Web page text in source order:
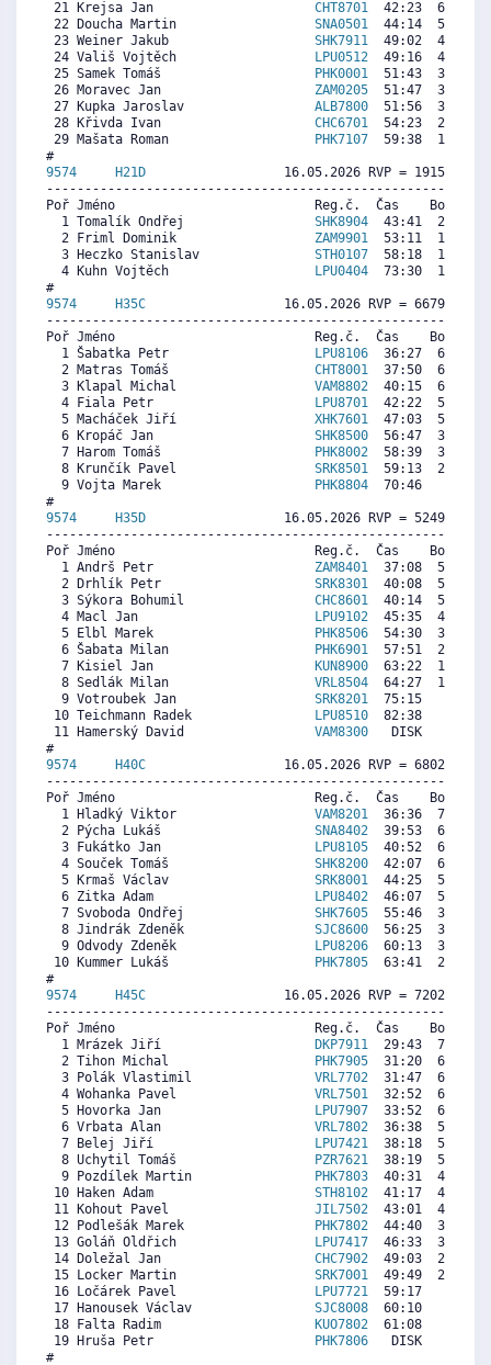
21 Krejsa Jan CHT8701
42:23  6078
22 Doucha Martin SNA0501
44:14  5581
23 Weiner Jakub SHK7911
49:02  4293
24 Vališ Vojtěch
LPU0512
49:16  4231
25 Samek Tomáš
PHK0001
51:43  3573
26 Moravec Jan ZAM0205
51:47  3555
27 Kupka Jaroslav ALB7800
51:56  3515
28 Křivda Ivan CHC6701
54:23  2858
29 Mašata Roman
PHK7107
59:38  1449
9574
H21D
16.05.2026 RVP = 1915/
Poř Jméno                          Reg.č.  Čas    Body
  1 Tomalík Ondřej
SHK8904
43:41  2212
  2 Friml Dominik
ZAM9901
53:11  1860
  3 Heczko Stanislav
STH0107
58:18  1671
  4 Kuhn Vojtěch
LPU0404
73:30  1108
9574
H35C
16.05.2026 RVP = 6679/
Poř Jméno                          Reg.č.  Čas    Body
  1 Šabatka Petr
LPU8106
36:27  6911
  2 Matras Tomáš
CHT8001
37:50  6672
  3 Klapal Michal
VAM8802
40:15  6253
  4 Fiala Petr
LPU8701
42:22  5886
  5 Macháček Jiří
XHK7601
47:03  5075
  6 Kropáč Jan
SHK8500
56:47  3390
  7 Harom Tomáš
PHK8002
58:39  3066
  8 Krunčík Pavel
SRK8501
59:13  2968
  9 Vojta Marek
PHK8804
70:46   968
9574
H35D
16.05.2026 RVP = 5249/
Poř Jméno                          Reg.č.  Čas    Body
  1 Andrš Petr
ZAM8401
37:08  5466
  2 Drhlík Petr
SRK8301
40:08  5068
  3 Sýkora Bohumil
CHC8601
40:14  5055
  4 Macl Jan
LPU9102
45:35  4345
  5 Elbl Marek
PHK8506
54:30  3162
  6 Šabata Milan
PHK6901
57:51  2718
  7 Kisiel Jan
KUN8900
63:22  1986
  8 Sedlák Milan
VRL8504
64:27  1842
  9 Votroubek Jan
SRK8201
75:15   409
10 Teichmann Radek
LPU8510
82:38     0
11 Hamerský David VAM8300
DISK     0
9574
H40C
16.05.2026 RVP = 6802/
Poř Jméno                          Reg.č.  Čas    Body
  1 Hladký Viktor
VAM8201
36:36  7131
  2 Pýcha Lukáš
SNA8402
39:53  6569
  3 Fukátko Jan
LPU8105
40:52  6400
  4 Souček Tomáš
SHK8200
42:07  6186
  5 Krmaš Václav
SRK8001
44:25  5792
  6 Zitka Adam
LPU8402
46:07  5501
  7 Svoboda Ondřej
SHK7605
55:46  3848
  8 Jindrák Zdeněk
SJC8600
56:25  3737
  9 Odvody Zdeněk
LPU8206
60:13  3086
10 Kummer Lukáš
PHK7805
63:41  2492
9574
H45C
16.05.2026 RVP = 7202/
Poř Jméno                          Reg.č.  Čas    Body
  1 Mrázek Jiří
DKP7911
29:43  7338
  2 Tihon Michal
PHK7905
31:20  6969
  3 Polák Vlastimil
VRL7702
31:47  6866
  4 Wohanka Pavel
VRL7501
32:52  6619
  5 Hovorka Jan
LPU7907
33:52  6391
  6 Vrbata Alan
VRL7802
36:38  5760
  7 Belej Jiří
LPU7421
38:18  5380
  8 Uchytil Tomáš
PZR7621
38:19  5376
  9 Pozdílek Martin
PHK7803
40:31  4875
10 Haken Adam STH8102
41:17  4700
11 Kohout Pavel JIL7502
43:01  4304
12 Podlešák Marek
PHK7802
44:40  3928
13 Goláň Oldřich
LPU7417
46:33  3498
14 Doležal Jan CHC7902
49:03  2928
15 Locker Martin SRK7001
49:49  2753
16 Ločárek Pavel
LPU7721
59:17   594
17 Hanousek Václav SJC8008
60:10   393
18 Falta Radim
KUO7802
61:08   172
19 Hruša Petr
PHK7806
DISK     0